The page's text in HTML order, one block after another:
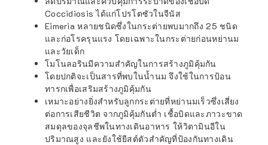
Coccidiosis ได้แก่โปรโตซัวในจีนัส
Eimeria หลายชนิดซึ่งในกระต่ายพบมากถึง 25 ชนิด
และก่อโรครุนแรง โดยเฉพาะในกระต่ายก่อนหย่านม
และวัยเด็ก
โมโนลอรินมีความสำคัญในการสร้างภูมิคุ้มกัน
โดยปกติจะเป็นสารที่พบในน้ำนม จึงใช้ในการป้อน
ทารกเพื่อเสริมสร้างภูมิคุ้มกัน
เหมาะอย่างยิ่งสำหรับลูกกระต่ายที่หย่านมเร็วซึ่งเสี่ยง
ต่อการเสียชีวิต จากภูมิคุ้มกันต่ำ เชื้อบิดและภาวะขาด
สมดุลของจุลชีพในทางเดินอาหาร ให้วิตามินอีใน
ปริมาณสูง และยังใช้ยีสต์ตัวสำคัญที่ป้องกันทางเดิน